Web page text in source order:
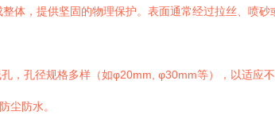
体，提供坚固的物理保护。表面通常经过拉丝、喷
，孔径规格多样（如φ20mm, φ30mm等），以适应
尘防水。